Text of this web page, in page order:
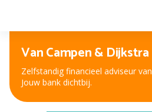
Peter Kuiper, voor oog
Nieuwe bril, contactlenzen of
Kuiper, dé opticien en audicien